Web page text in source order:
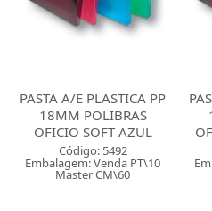
PASTA A/E PLASTICA PP
18MM POLIBRAS
OFICIO SOFT AZUL
Código: 5492
Embalagem: Venda PT\10
Master CM\60